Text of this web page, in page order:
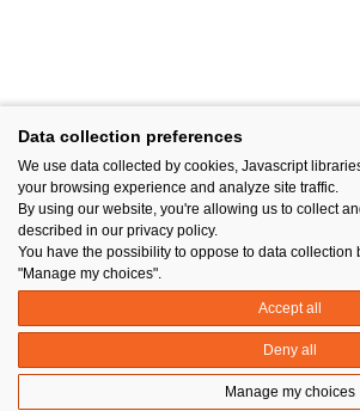
Data collection preferences
We use data collected by cookies, Javascript
your browsing experience and analyze site traffic.
By using our website, you're allowing us to collect
described in our privacy policy.
You have the possibility to oppose to data collection
"Manage my choices".
Accept all
Deny all
Manage my choices